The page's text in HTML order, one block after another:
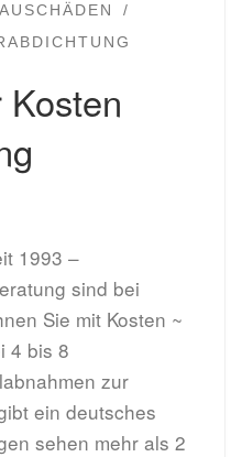
1993 –
sind bei
Sie mit Kosten ~
4 bis 8
zur
ein deutsches
sehen mehr als 2